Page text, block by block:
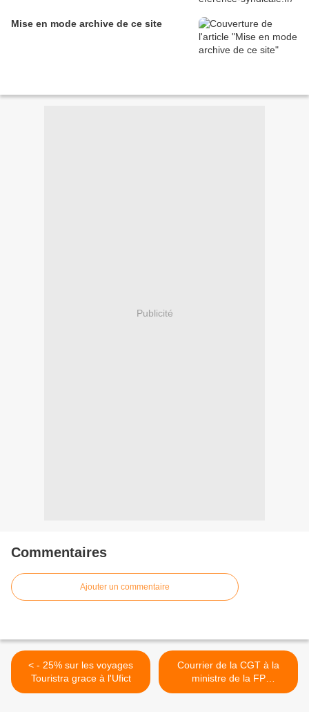
Mise en mode archive de ce site
Publicité
Commentaires
Ajouter un commentaire
< - 25% sur les voyages
Touristra grace à l'Ufict
Courrier de la CGT à la
ministre de la FP
concernant les concessions